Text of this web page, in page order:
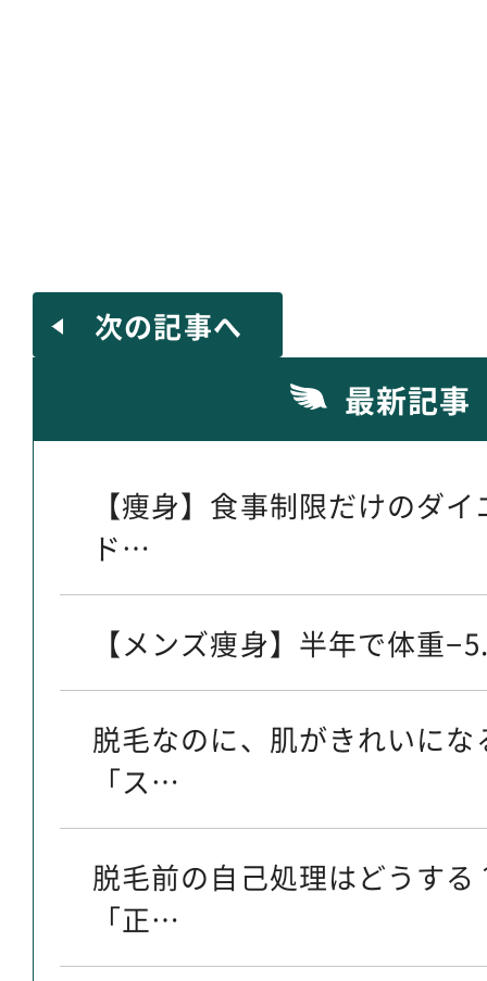
次の記事へ
最新記事
【痩身】食事制限だけのダ
ド…
【メンズ痩身】半年で体重
脱毛なのに、肌がきれいに
「ス…
脱毛前の自己処理はどうす
「正…